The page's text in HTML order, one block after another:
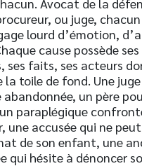
ou juge,
lourd d’émotion,
cause possède
ses faits, ses acteurs
toile de fond. Une
abandonnée, un père
paraplégique
une accusée qui ne
de son enfant, une
qui hésite à dénoncer